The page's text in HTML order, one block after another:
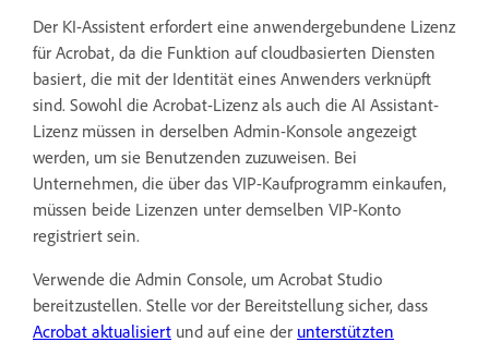
Der KI-Assistent erfordert eine anwendergebundene Lizenz
für Acrobat, da die Funktion auf cloudbasierten Diensten
basiert, die mit der Identität eines Anwenders verknüpft
sind. Sowohl die Acrobat-Lizenz als auch die AI Assistant-
Lizenz müssen in derselben Admin-Konsole angezeigt
werden, um sie Benutzenden zuzuweisen. Bei
Unternehmen, die über das VIP-Kaufprogramm einkaufen,
müssen beide Lizenzen unter demselben VIP-Konto
registriert sein.
Verwende die Admin Console, um Acrobat Studio
bereitzustellen. Stelle vor der Bereitstellung sicher, dass
Acrobat aktualisiert und auf eine der unterstützten